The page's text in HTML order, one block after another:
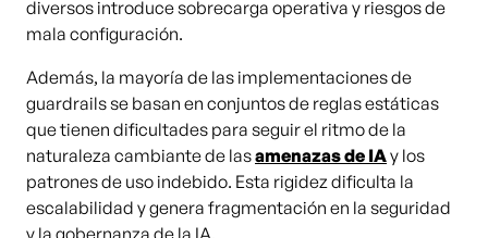
diversos introduce sobrecarga operativa y riesgos de
mala configuración.
Además, la mayoría de las implementaciones de
guardrails se basan en conjuntos de reglas estáticas
que tienen dificultades para seguir el ritmo de la
naturaleza cambiante de lasamenazas de IAy los
patrones de uso indebido. Esta rigidez dificulta la
escalabilidad y genera fragmentación en la seguridad
y la gobernanza de la IA.